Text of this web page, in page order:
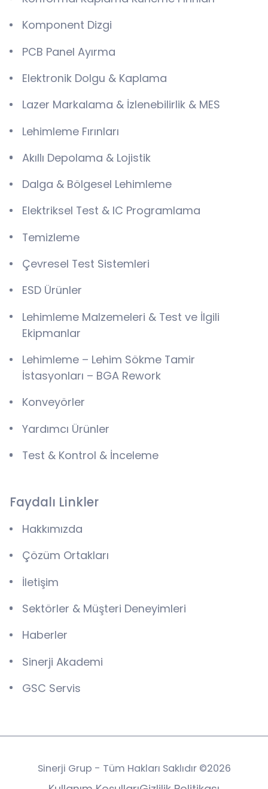
Komponent Dizgi
PCB Panel Ayırma
Elektronik Dolgu & Kaplama
Lazer Markalama & İzlenebilirlik & MES
Lehimleme Fırınları
Akıllı Depolama & Lojistik
Dalga & Bölgesel Lehimleme
Elektriksel Test & IC Programlama
Temizleme
Çevresel Test Sistemleri
ESD Ürünler
Lehimleme Malzemeleri & Test ve İlgili
Ekipmanlar
Lehimleme – Lehim Sökme Tamir
İstasyonları – BGA Rework
Konveyörler
Yardımcı Ürünler
Test & Kontrol & İnceleme
Faydalı Linkler
Hakkımızda
Çözüm Ortakları
İletişim
Sektörler & Müşteri Deneyimleri
Haberler
Sinerji Akademi
GSC Servis
Sinerji Grup - Tüm Hakları Saklıdır ©2026